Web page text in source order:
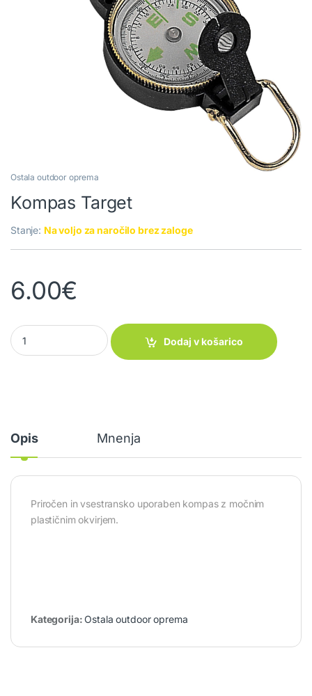
Ostala outdoor oprema
Kompas Target
Stanje: Na voljo za naročilo brez zaloge
6.00€
Kompas Target quantity
Dodaj v košarico
Opis Mnenja
Priročen in vsestransko uporaben kompas z močnim
plastičnim okvirjem.
Kategorija:Ostala outdoor oprema